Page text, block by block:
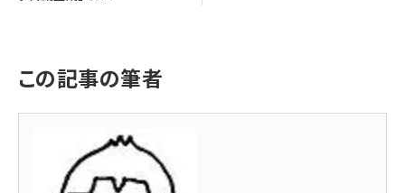
この記事の筆者